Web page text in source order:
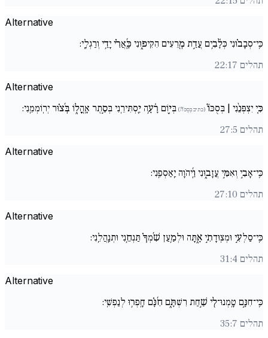
Alternative
כִּֽי־סְבָב֗וּנִי כְּלָ֫בִ֥ים עֲדַ֣ת מְ֖רֵעִים הִקִּיפ֑וּנִי כָּֽ֜אֲרִ֗י יָדַ֥י וְרַגְלָֽי:
תהלים 22:17
Alternative
כִּ֚י יִצְפְּנֵ֨נִי | בְּסֻכּוֹ֘ (כתיב בְּסֻכֹּה֘) בְּי֪וֹם רָ֫עָ֥ה יַ֖סְתִּירֵֽנִי בְּסֵ֣תֶר אָֽהֳל֑וֹ בְּ֜צ֗וּר יְרֽוֹמְמֵֽנִי:
תהלים 27:5
Alternative
כִּֽי־אָבִ֣י וְאִמִּ֣י עֲזָב֑וּנִי וַֽ֜יהֹוָה יַֽאַסְפֵֽנִי:
תהלים 27:10
Alternative
כִּֽי־סַלְעִ֣י וּמְצֽוּדָתִ֣י אָ֑תָּה וּלְמַ֥עַן שִׁ֜מְךָ֗ תַּנְחֵ֥נִי וּתְנַֽהֲלֵֽנִי:
תהלים 31:4
Alternative
כִּֽי־חִנָּ֣ם טָֽמְנוּ־לִ֖י שַׁ֣חַת רִשְׁתָּ֑ם חִ֜נָּ֗ם חָֽפְר֥וּ לְנַפְשִֽׁי:
תהלים 35:7